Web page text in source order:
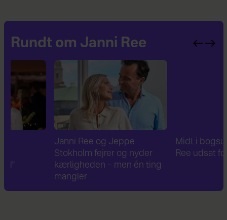
Rundt om Janni Ree
Janni Ree og Jeppe
Stokholm fejrer og nyder
kærligheden – men én ting
Midt i bogsuccesen:
Ree udsat for tyveri